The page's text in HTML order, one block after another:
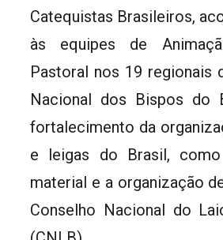
Catequistas Brasileiros,
às equipes de
Pastoral nos 19 regionais
Nacional dos Bispos do
fortalecimento da
e leigas do Brasil,
material e a organização
Conselho Nacional do